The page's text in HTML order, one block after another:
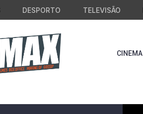
DESPORTO TELEVISÃO
CINEMA